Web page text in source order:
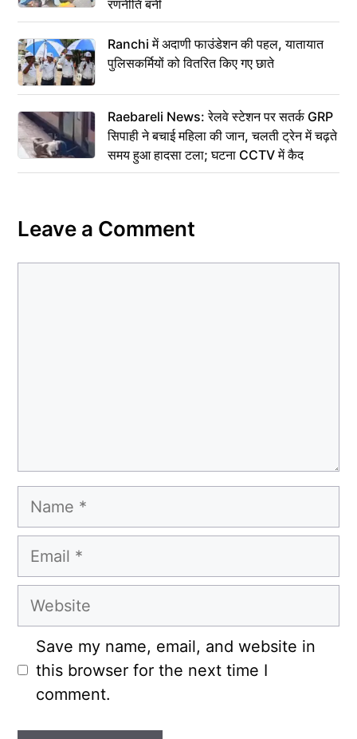
रणनीति बनी
Ranchi में अदाणी फाउंडेशन की पहल, यातायात
पुलिसकर्मियों को वितरित किए गए छाते
Raebareli News: रेलवे स्टेशन पर सतर्क GRP
सिपाही ने बचाई महिला की जान, चलती ट्रेन में चढ़ते
समय हुआ हादसा टला; घटना CCTV में कैद
Leave a Comment
Name
Email
Website
Save my name, email, and website in
this browser for the next time I
comment.